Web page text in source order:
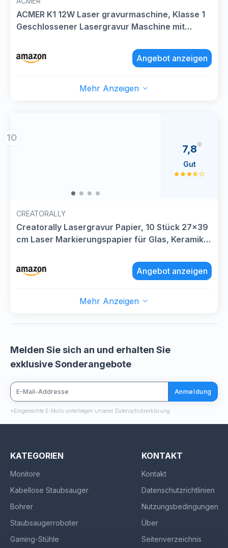
ACMER K1 12W Laser gravurmaschine, Klasse 1
Geschlossener Lasergravur Maschine mit
& Gravur für DIY, Holz, Glas, Leder, Metall und
Geschenkherstellung
Angebot anzeigen
Mehr Anzeigen
10
CREATORALLY
Creatorally Lasergravur Papier, 10 Stück 27x39
cm Laser Markierungspapier für Glas, Keramik,
Graviermaschine Zubehör Material
7,8
Gut
Angebot anzeigen
Mehr Anzeigen
Melden Sie sich an und erhalten Sie
exklusive Sonderangebote
Anmeldung
*Eingereichte E-Mails unterliegen unserer Datenschutzerklärung
KATEGORIEN
Monitore
Kabellose Staubsauger
Bohrer
Staubsaugerroboter
Gaming-Stühle
KONTAKT
Kontakt
Datenschutzrichtlinien
Nutzungsbedingungen
Über
Seitenverzeichnis